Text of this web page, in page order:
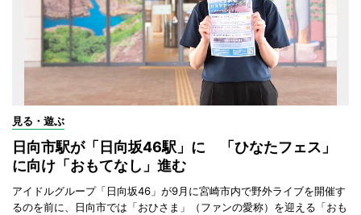
見る・遊ぶ
日向市駅が「日向坂46駅」に 「ひなたフェス」
に向け「おもてなし」進む
アイドルグループ「日向坂46」が9月に宮崎市内で野外ライブを開催す
るのを前に、日向市では「おひさま」（ファンの愛称）を迎える「おも